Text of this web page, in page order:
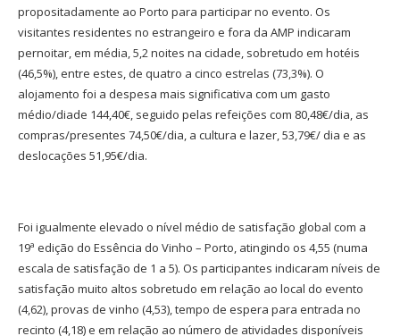
propositadamente ao Porto para participar no evento. Os
visitantes residentes no estrangeiro e fora da AMP indicaram
pernoitar, em média, 5,2 noites na cidade, sobretudo em hotéis
(46,5%), entre estes, de quatro a cinco estrelas (73,3%). O
alojamento foi a despesa mais significativa com um gasto
médio/diade 144,40€, seguido pelas refeições com 80,48€/dia, as
compras/presentes 74,50€/dia, a cultura e lazer, 53,79€/ dia e as
deslocações 51,95€/dia.
Foi igualmente elevado o nível médio de satisfação global com a
19ª edição do Essência do Vinho – Porto, atingindo os 4,55 (numa
escala de satisfação de 1 a 5). Os participantes indicaram níveis de
satisfação muito altos sobretudo em relação ao local do evento
(4,62), provas de vinho (4,53), tempo de espera para entrada no
recinto (4,18) e em relação ao número de atividades disponíveis